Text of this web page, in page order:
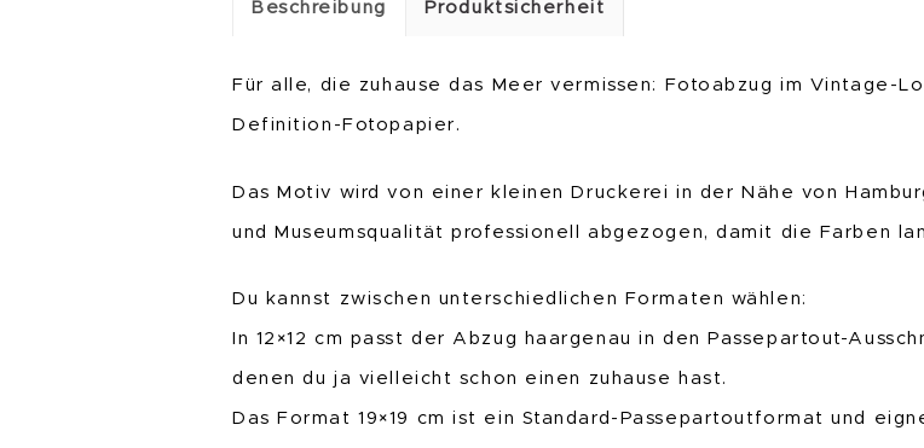
Beschreibung Produktsicherheit
Für alle, die zuhause das Meer vermissen: Fotoabzug im Vintage-
Definition-Fotopapier.
Das Motiv wird von einer kleinen Druckerei in der Nähe von
und Museumsqualität professionell abgezogen, damit die Farben
Du kannst zwischen unterschiedlichen Formaten wählen:
In 12×12 cm passt der Abzug haargenau in den Passepartout-
denen du ja vielleicht schon einen zuhause hast.
Das Format 19×19 cm ist ein Standard-Passepartoutformat und